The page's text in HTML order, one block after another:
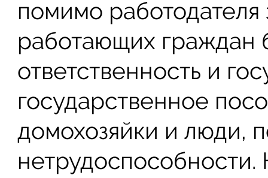
помимо работодателя
работающих граждан
ответственность и
государственное
домохозяйки и люди,
нетрудоспособности.